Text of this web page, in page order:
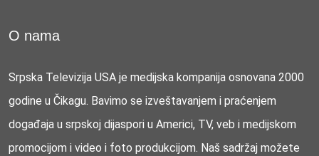
O nama
Srpska Televizija USA je medijska kompanija osnovana 2000
godine u Čikagu. Bavimo se izveštavanjem i praćenjem
događaja u srpskoj dijaspori u Americi, TV, veb i medijskom
promocijom i video i foto produkcijom. Naš sadržaj možete